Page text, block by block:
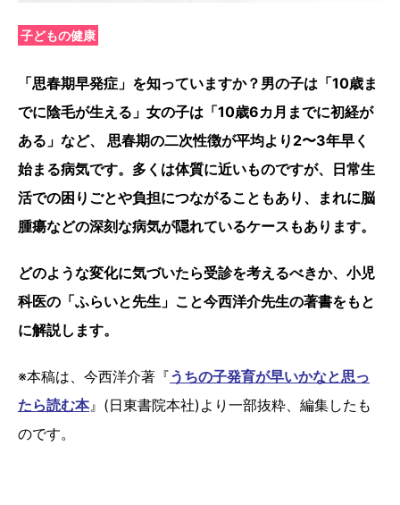
子どもの健康
「思春期早発症」を知っていますか？男の子は「10歳ま
でに陰毛が生える」女の子は「10歳6カ月までに初経が
ある」など、 思春期の二次性徴が平均より2〜3年早く
始まる病気です。多くは体質に近いものですが、日常生
活での困りごとや負担につながることもあり、まれに脳
腫瘍などの深刻な病気が隠れているケースもあります。
どのような変化に気づいたら受診を考えるべきか、小児
科医の「ふらいと先生」こと今西洋介先生の著書をもと
に解説します。
※本稿は、今西洋介著『うちの子発育が早いかなと思っ
たら読む本』(日東書院本社)より一部抜粋、編集したも
のです。